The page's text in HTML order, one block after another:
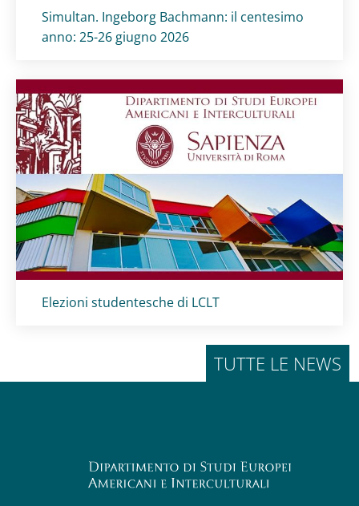
Titolo card:
Simultan. Ingeborg Bachmann: il centesimo
anno: 25-26 giugno 2026
Titolo card:
Elezioni studentesche di LCLT
TUTTE LE NEWS